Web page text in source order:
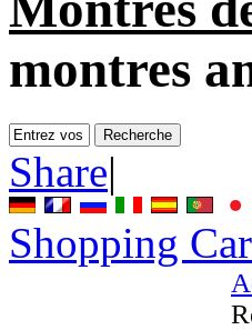
montres
Share|
Shopping